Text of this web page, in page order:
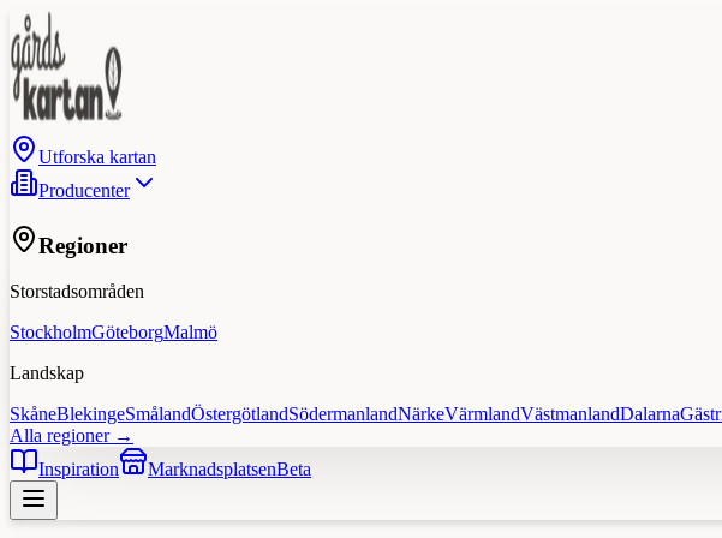
Utforska kartan
Producenter
Regioner
Storstadsområden
StockholmGöteborgMalmö
Landskap
SkåneBlekingeSmålandÖstergötlandSödermanlandNärkeVärmlandVästmanlandDalarna
Alla regioner →
Inspiration
MarknadsplatsenBeta